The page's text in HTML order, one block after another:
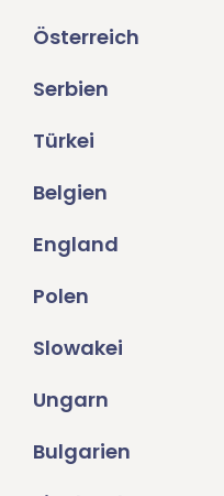
Österreich
Serbien
Türkei
Belgien
England
Polen
Slowakei
Ungarn
Bulgarien